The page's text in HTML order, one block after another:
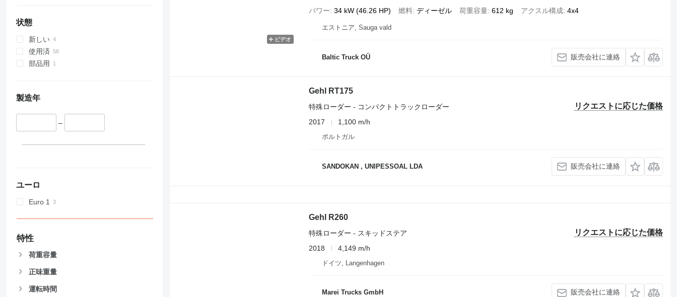
966
972
973
986
988
GC
状態
新しい
使用済
部品用
製造年
–
ユーロ
Euro 1
特性
荷重容量
正味重量
運転時間
ビデオ
パワー 34 kW (46.26 HP) 燃料 ディーゼル 荷重容量 612 kg アクスル構成 4x4
エストニア, Sauga vald
Baltic Truck OÜ 販売会社に連絡
Gehl RT175
リクエストに応じた価格
特殊ローダー - コンパクトトラックローダー
2017
1,100 m/h
ポルトガル
SANDOKAN , UNIPESSOAL LDA 販売会社に連絡
Gehl R260
リクエストに応じた価格
特殊ローダー - スキッドステア
2018
4,149 m/h
ドイツ, Langenhagen
Marei Trucks GmbH 販売会社に連絡